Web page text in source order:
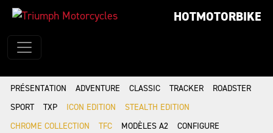
HOTMOTORBIKE
PRÉSENTATION ADVENTURE CLASSIC TRACKER
ROADSTER
SPORT
TXP ICON EDITION
STEALTH EDITION
CHROME COLLECTION
TFC MODÈLES A2
CONFIGURE